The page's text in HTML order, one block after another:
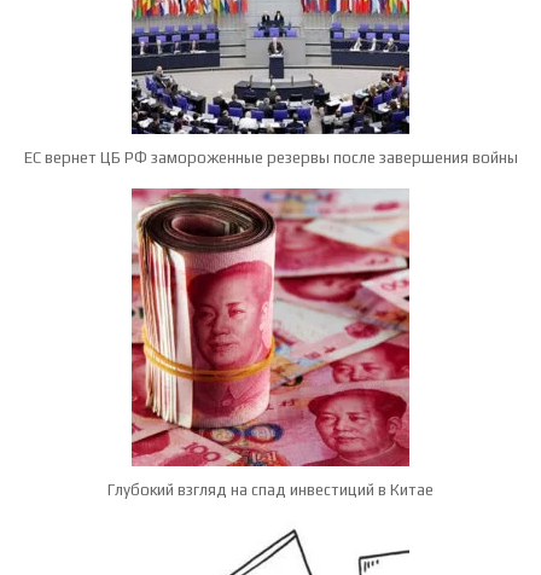
ЕС вернет ЦБ РФ замороженные резервы после завершения войны
Глубокий взгляд на спад инвестиций в Китае